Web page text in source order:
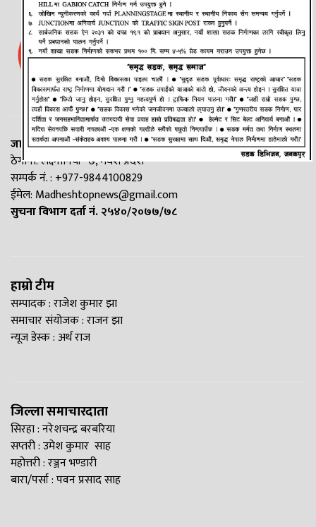
जानकी न्यूज नेटवर्क
ठेगाना: लक्ष्मीनियाँ -७, मधेश प्रदेश
सम्पर्क नं. : +977-9844100829
ईमेल: Madheshtopnews@gmail.com
सुचना विभाग दर्ता नं. २५४०/२०७७/७८
हाम्रो टीम
सम्पादक : राजेश कुमार झा
समाचार संयोजक : राजन झा
न्यूज डेस्क : अर्थ राज
जिल्ला समाचारदाता
सिरहा : नरेशचन्द्र बरबरिया
सप्तरी : उमेश कुमार साह
महोत्तरी : रञ्जन भण्डारी
बारा/पर्सा : पवन प्रसाद साह